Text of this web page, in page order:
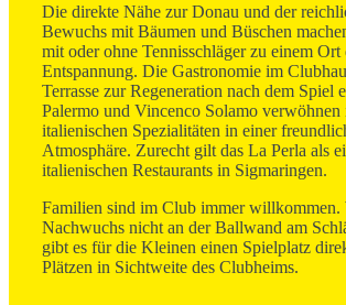
Die direkte Nähe zur Donau und der
Bewuchs mit Bäumen und Büschen
mit oder ohne Tennisschläger zu einem Ort
Entspannung. Die Gastronomie im
Terrasse zur Regeneration nach dem Spiel
Palermo und Vincenco Solamo verwöhnen
italienischen Spezialitäten in einer
Atmosphäre. Zurecht gilt das La Perla als
italienischen Restaurants in Sigmaringen.
Familien sind im Club immer willkommen.
Nachwuchs nicht an der Ballwand am
gibt es für die Kleinen einen Spielplatz
Plätzen in Sichtweite des Clubheims.